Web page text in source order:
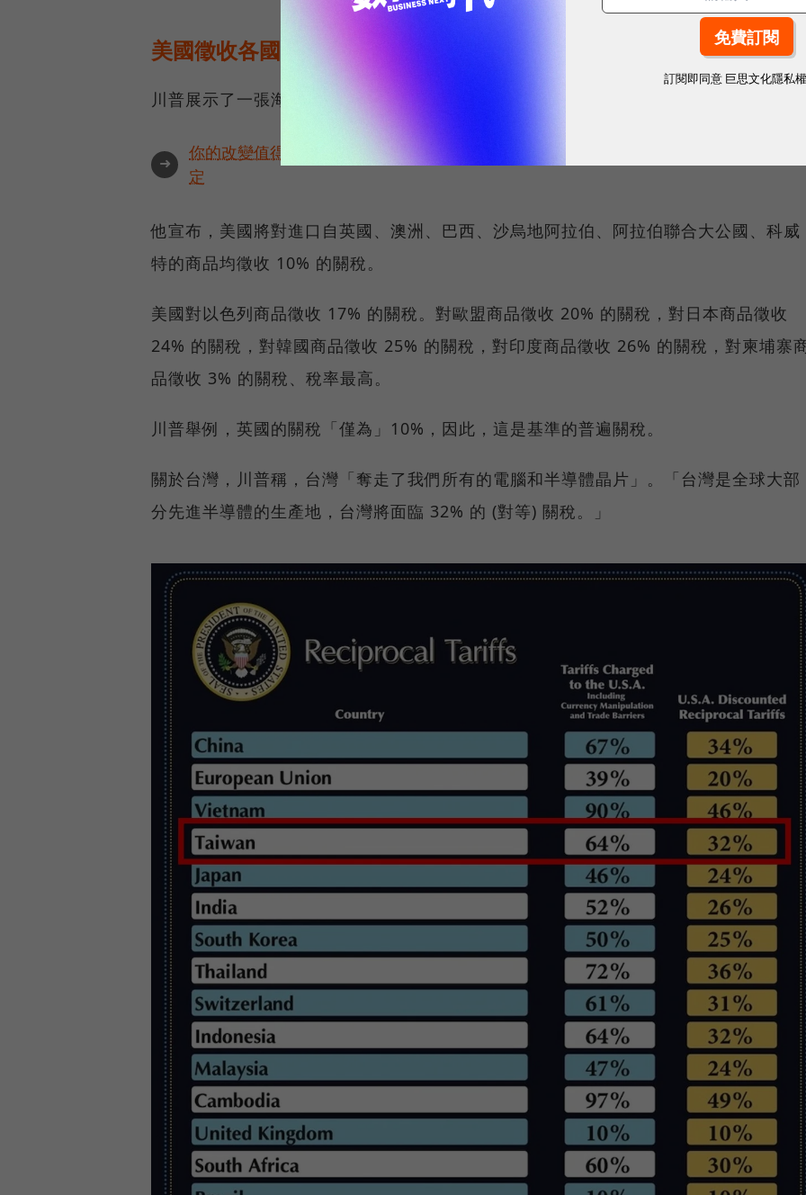
美國徵收各國關稅稅率一次看：對台灣徵收32%關稅！
川普展示了一張海報，上面列出了對美國商品徵收的對等關稅。
➜
你的改變值得被看見🔥最具全球市場潛能的創新實踐！立即報名100 MVP，挑戰雙獎肯
定
他宣布，美國將對進口自英國、澳洲、巴西、沙烏地阿拉伯、阿拉伯聯合大公國、科威
特的商品均徵收 10% 的關稅。
美國對以色列商品徵收 17% 的關稅。對歐盟商品徵收 20% 的關稅，對日本商品徵收
24% 的關稅，對韓國商品徵收 25% 的關稅，對印度商品徵收 26% 的關稅，對柬埔寨
品徵收 3% 的關稅、稅率最高。
川普舉例，英國的關稅「僅為」10%，因此，這是基準的普遍關稅。
關於台灣，川普稱，台灣「奪走了我們所有的電腦和半導體晶片」。「台灣是全球大部
分先進半導體的生產地，台灣將面臨 32% 的 (對等) 關稅。」
訂閱即同意 巨思文化隱私